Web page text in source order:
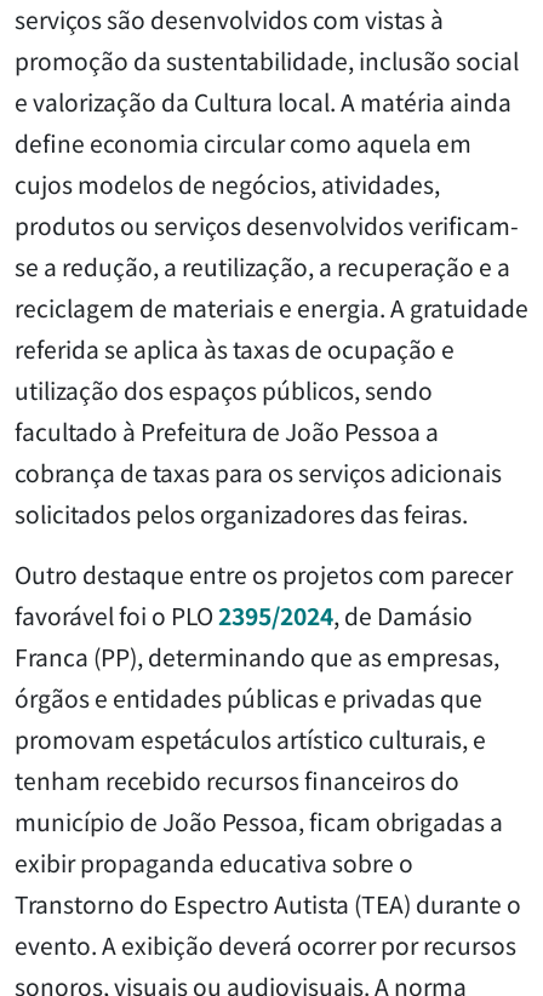
serviços são desenvolvidos com vistas à
promoção da sustentabilidade, inclusão social
e valorização da Cultura local. A matéria ainda
define economia circular como aquela em
cujos modelos de negócios, atividades,
produtos ou serviços desenvolvidos verificam-
se a redução, a reutilização, a recuperação e a
reciclagem de materiais e energia. A gratuidade
referida se aplica às taxas de ocupação e
utilização dos espaços públicos, sendo
facultado à Prefeitura de João Pessoa a
cobrança de taxas para os serviços adicionais
solicitados pelos organizadores das feiras.
Outro destaque entre os projetos com parecer
favorável foi o PLO2395/2024, de Damásio
Franca (PP), determinando que as empresas,
órgãos e entidades públicas e privadas que
promovam espetáculos artístico culturais, e
tenham recebido recursos financeiros do
município de João Pessoa, ficam obrigadas a
exibir propaganda educativa sobre o
Transtorno do Espectro Autista (TEA) durante o
evento. A exibição deverá ocorrer por recursos
sonoros, visuais ou audiovisuais. A norma